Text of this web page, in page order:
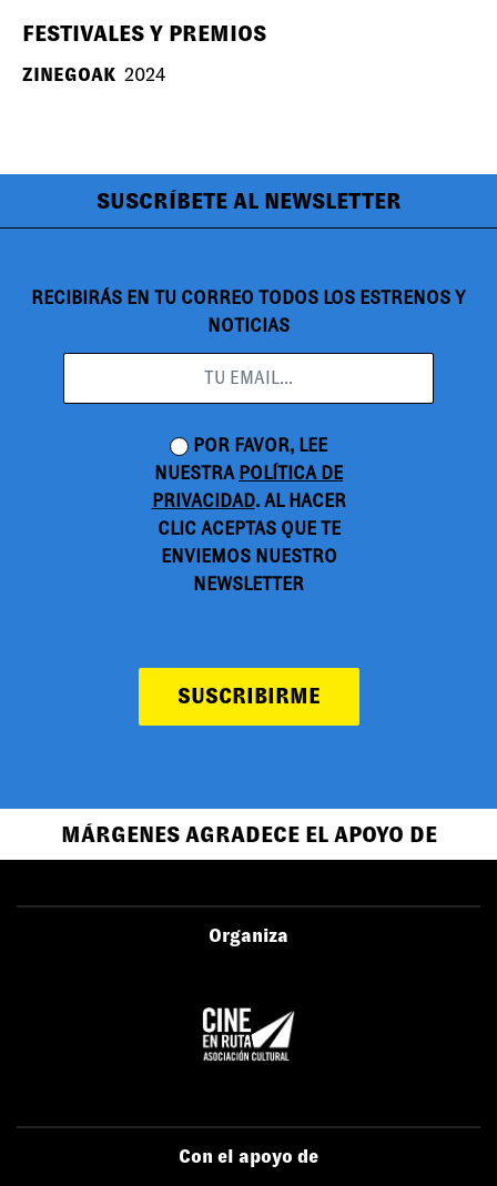
FESTIVALES Y PREMIOS
ZINEGOAK 2024
SUSCRÍBETE AL NEWSLETTER
RECIBIRÁS EN TU CORREO TODOS LOS ESTRENOS Y
NOTICIAS
POR FAVOR, LEE
NUESTRA POLÍTICA DE
PRIVACIDAD. AL HACER
CLIC ACEPTAS QUE TE
ENVIEMOS NUESTRO
NEWSLETTER
SUSCRIBIRME
MÁRGENES AGRADECE EL APOYO DE
Organiza
Con el apoyo de